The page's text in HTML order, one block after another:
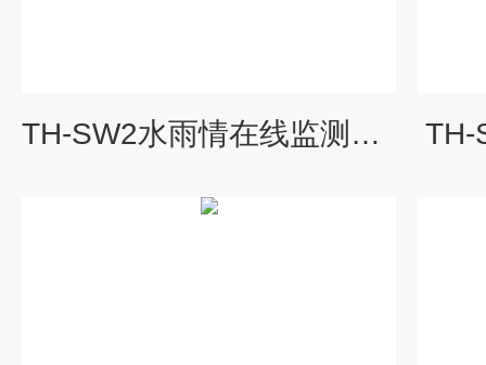
TH-SW2水雨情在线监测系统 TH-